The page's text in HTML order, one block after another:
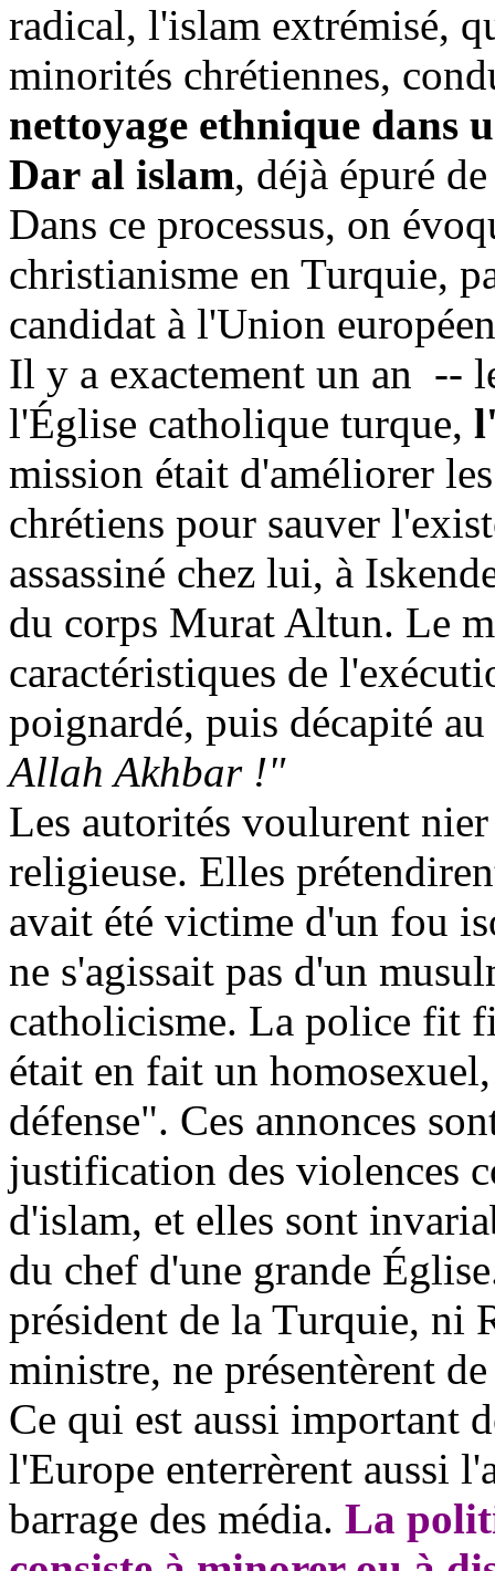
radical, l'islam extrémisé,
minorités chrétiennes,
nettoyage ethnique dans
Dar al islam, déjà épuré
Dans ce processus, on
christianisme en Turquie,
candidat à l'Union
Il y a exactement un an --
l'Église catholique turque,
mission était d'améliorer
chrétiens pour sauver
assassiné chez lui, à
du corps Murat Altun. Le
caractéristiques de
poignardé, puis décapité
Allah Akhbar !"
Les autorités voulurent
religieuse. Elles
avait été victime d'un fou
ne s'agissait pas d'un
catholicisme. La police fit
était en fait un
défense". Ces annonces
justification des violences
d'islam, et elles sont
du chef d'une grande
président de la Turquie, ni
ministre, ne présentèrent
Ce qui est aussi important
l'Europe enterrèrent aussi
barrage des média. La